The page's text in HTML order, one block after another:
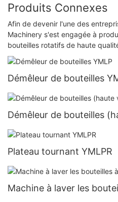
Produits Connexes
Afin de devenir l'une des
Machinery s'est engagée à
bouteilles rotatifs de haute
Démêleur de bouteilles
Démêleur de bouteilles
Plateau tournant YMLPR
Machine à laver les